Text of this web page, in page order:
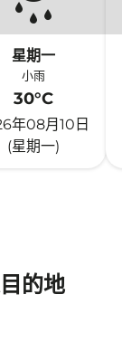
星期一
小雨
30°C
年08月10日
(星期一)
的地